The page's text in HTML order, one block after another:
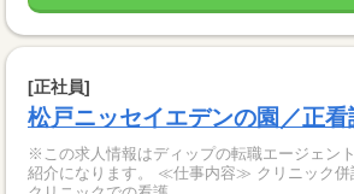
[正社員]
松戸ニッセイエデンの園／正看
※この求人情報はディップの転職エージェン
紹介になります。 ≪仕事内容≫ クリニック併